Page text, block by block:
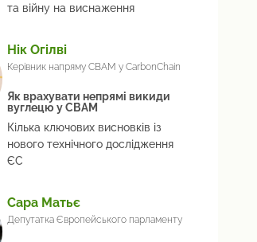
та війну на виснаження
Нік Огілві
Керівник напряму CBAM у CarbonChain
Як врахувати непрямі викиди
вуглецю у СВАМ
Кілька ключових висновків із
нового технічного дослідження
ЄС
Сара Матьє
Депутатка Європейського парламенту